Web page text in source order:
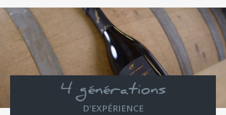
4 générations
D'EXPÉRIENCE